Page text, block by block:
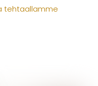
tehtaallamme